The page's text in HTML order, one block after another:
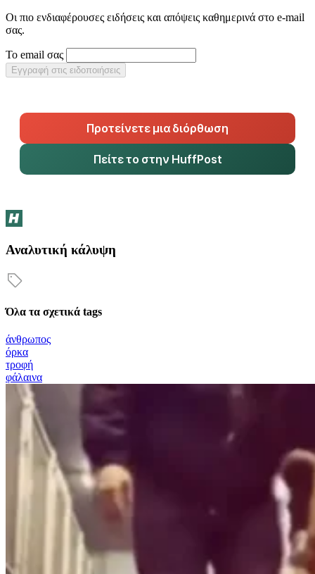
Οι πιο ενδιαφέρουσες ειδήσεις και απόψεις καθημερινά στο e-mail
σας.
Το email σας
Εγγραφή στις ειδοποιήσεις
Προτείνετε μια διόρθωση
Πείτε το στην HuffPost
Αναλυτική κάλυψη
Όλα τα σχετικά tags
άνθρωπος
όρκα
τροφή
φάλαινα